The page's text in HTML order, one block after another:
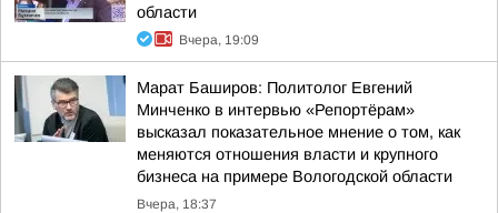
области
Вчера, 19:09
Марат Баширов: Политолог Евгений
Минченко в интервью «Репортёрам»
высказал показательное мнение о том, как
меняются отношения власти и крупного
бизнеса на примере Вологодской области
Вчера, 18:37